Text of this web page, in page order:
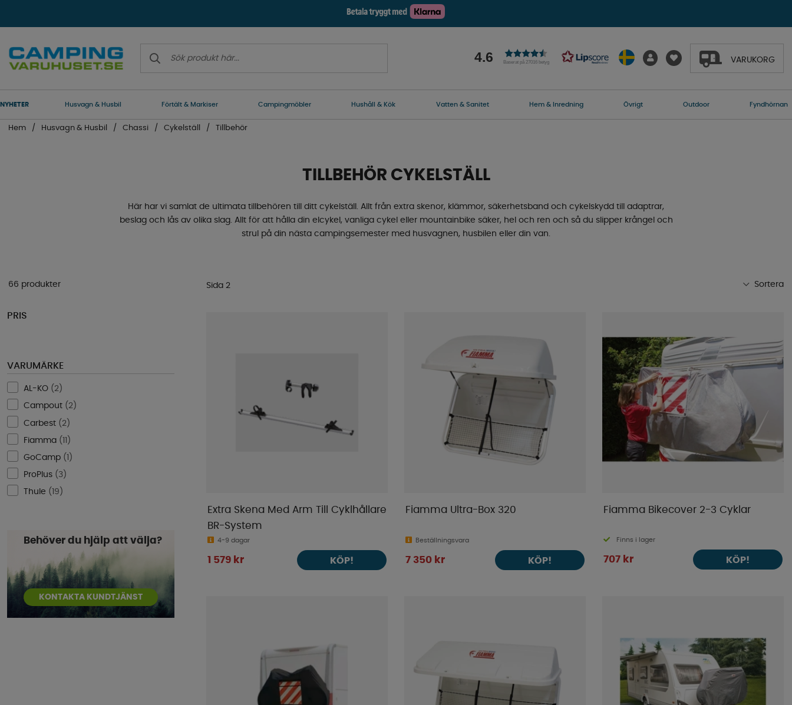
4.6 Baserat på 27016 betyg VARUKORG
NYHETER Husvagn & Husbil Förtält & Markiser Campingmöbler Hushåll & Kök Vatten & Sanitet Hem & Inredning Övrigt Outdoor Fyndhörnan
Hem Husvagn & Husbil Chassi Cykelställ Tillbehör
TILLBEHÖR CYKELSTÄLL
Här har vi samlat de ultimata tillbehören till ditt cykelställ. Allt från extra skenor, klämmor, säkerhetsband och cykelskydd till adaptrar,
beslag och lås av olika slag. Allt för att hålla din elcykel, vanliga cykel eller mountainbike säker, hel och ren och så du slipper krångel och
strul på din nästa campingsemester med husvagnen, husbilen eller din van.
Sortera
Namn A-Ö
Namn Ö-A
Lägsta pris
Varumärke
Publiceringsdatum
66 produkter
PRIS
VARUMÄRKE
AL-KO ( 2)
Campout ( 2)
Carbest ( 2 )
Fiamma (11 )
GoCamp ( )
ProPlus ( 3)
Thule ( 19 )
Behöver du hjälp att välja?
KONTAKTA KUNDTJÄNST
Sida 2
Extra Skena Med Arm Till Cyklhållare
BR-System
4-9 dagar
1 579 kr KÖP!
Fiamma Ultra-Box 320
Beställningsvara
7 350 kr KÖP!
Fiamma Bikecover 2-3 Cyklar
Finns i lager
707 kr KÖP!